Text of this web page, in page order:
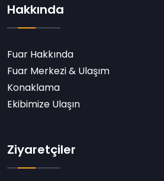
Hakkında
Fuar Hakkında
Fuar Merkezi & Ulaşım
Konaklama
Ekibimize Ulaşın
Ziyaretçiler